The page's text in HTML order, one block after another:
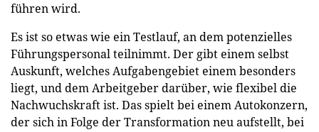
führen wird.
Es ist so etwas wie ein Testlauf, an dem potenzielles
Führungspersonal teilnimmt. Der gibt einem selbst
Auskunft, welches Aufgabengebiet einem besonders
liegt, und dem Arbeitgeber darüber, wie flexibel die
Nachwuchskraft ist. Das spielt bei einem Autokonzern,
der sich in Folge der Transformation neu aufstellt, bei